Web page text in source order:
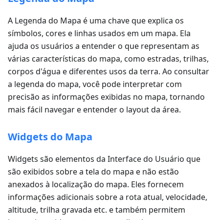
A Legenda do Mapa é uma chave que explica os
símbolos, cores e linhas usados em um mapa. Ela
ajuda os usuários a entender o que representam as
várias características do mapa, como estradas, trilhas,
corpos d'água e diferentes usos da terra. Ao consultar
a legenda do mapa, você pode interpretar com
precisão as informações exibidas no mapa, tornando
mais fácil navegar e entender o layout da área.
Widgets do Mapa
Widgets são elementos da Interface do Usuário que
são exibidos sobre a tela do mapa e não estão
anexados à localização do mapa. Eles fornecem
informações adicionais sobre a rota atual, velocidade,
altitude, trilha gravada etc. e também permitem